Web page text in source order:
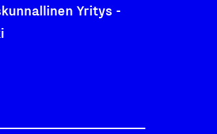
Yritys -